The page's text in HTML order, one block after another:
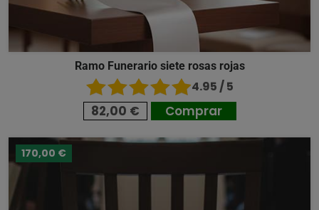
Ramo Funerario siete rosas rojas
4.95 / 5
82,00 € Comprar
170,00 €